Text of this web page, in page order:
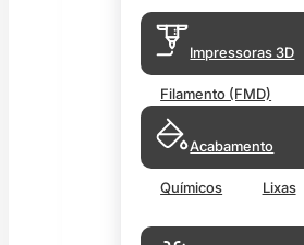
Impressoras 3D
Filamento (FMD)
Acabamento
Químicos Lixas